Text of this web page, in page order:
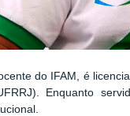
do IFAM, é
Enquanto